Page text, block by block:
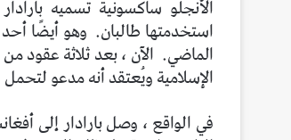
الأنجلو ساكسونية تسميه
استخدمتها طالبان. وهو أيضًا
الماضي. الآن ، بعد ثلاثة عقود
الإسلامية ويُعتقد أنه مدعو
في الواقع ، وصل بارادار إلى